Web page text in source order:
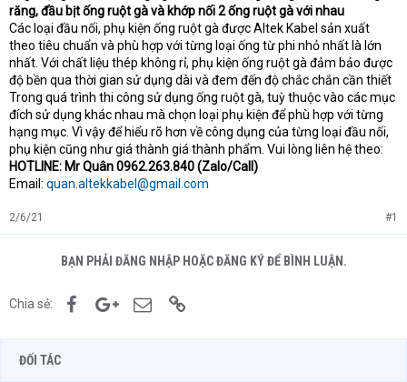
răng, đầu bịt ống ruột gà và khớp nối 2 ống ruột gà với nhau
Các loại đầu nối, phụ kiện ống ruột gà được Altek Kabel sản xuất
theo tiêu chuẩn và phù hợp với từng loại ống từ phi nhỏ nhất là lớn
nhất. Với chất liệu thép không rỉ, phụ kiện ống ruột gà đảm bảo được
độ bền qua thời gian sử dụng dài và đem đến độ chắc chắn cần thiết
Trong quá trình thi công sử dụng ống ruột gà, tuỳ thuộc vào các mục
đích sử dụng khác nhau mà chọn loại phụ kiện để phù hợp với từng
hạng mục. Vì vậy để hiểu rõ hơn về công dụng của từng loại đầu nối,
phụ kiện cũng như giá thành giá thành phẩm. Vui lòng liên hệ theo:
HOTLINE: Mr Quân 0962.263.840 (Zalo/Call)
Email: quan.altekkabel@gmail.com
2/6/21 #1
BẠN PHẢI ĐĂNG NHẬP HOẶC ĐĂNG KÝ ĐỂ BÌNH LUẬN.
Chia sẻ: FacebookGoogle+Email
ĐỐI TÁC